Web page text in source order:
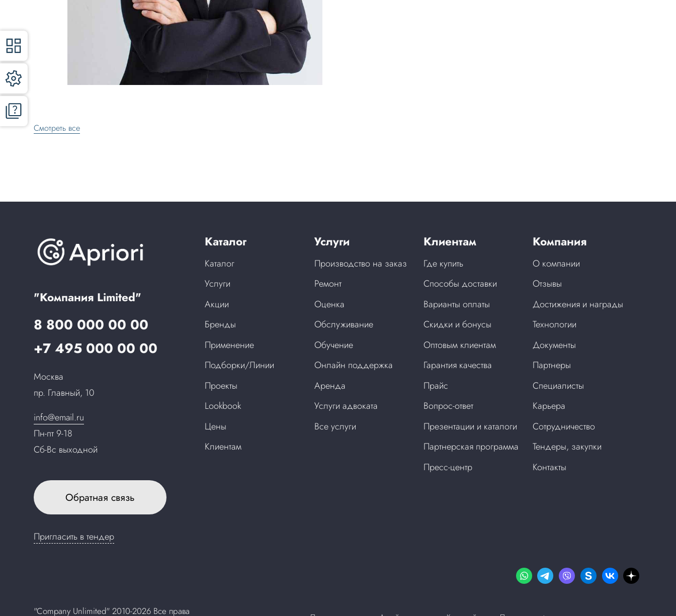
Смотреть все
"Компания Limited"
8 800 000 00 00
+7 495 000 00 00
Москва
пр. Главный, 10
info@email.ru
Пн-пт 9-18
Сб-Вс выходной
Обратная связь
Пригласить в тендер
Каталог
Каталог
Услуги
Акции
Бренды
Применение
Подборки/Линии
Проекты
Lookbook
Цены
Клиентам
Услуги
Производство на заказ
Ремонт
Оценка
Обслуживание
Обучение
Онлайн поддержка
Аренда
Услуги адвоката
Все услуги
Клиентам
Где купить
Способы доставки
Варианты оплаты
Скидки и бонусы
Оптовым клиентам
Гарантия качества
Прайс
Вопрос-ответ
Презентации и каталоги
Партнерская программа
Пресс-центр
Компания
О компании
Отзывы
Достижения и награды
Технологии
Документы
Партнеры
Специалисты
Карьера
Сотрудничество
Тендеры, закупки
Контакты
"Company Unlimited" 2010-2026 Все права